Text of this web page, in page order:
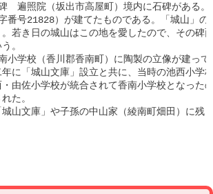
　遍照院（坂出市高屋町）境内に石碑がある
番号21828）が建てたものである。「城山」の
若き日の城山はこの地を愛したので、その碑
。
小学校（香川郡香南町）に陶製の立像が建っ
に「城山文庫」設立と共に、当時の池西小学
由佐小学校が統合されて香南小学校となった
た。
文庫」や子孫の中山家（綾南町畑田）に残